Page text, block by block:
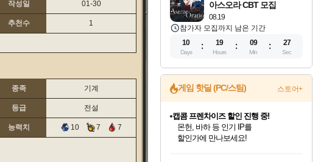
작성일 01-30
추천수 1
종족 기계
등급 전설
능력치 10 7 7
08.19
아스오라 CBT 모집
참가자 모집까지 남은 기간
10
Days
19
Hours
09
Min
26
Sec
게임 핫딜 (PC/스팀) 스토어+
캡콤 프렌차이즈 할인 진행 중!
몬헌, 바하 등 인기 IP를
할인가에 만나보세요!
캡콤 일부 상품 상시 할인
몬헌 와일즈 & 드래곤즈 도그마2